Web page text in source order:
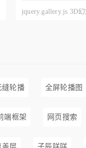
jquery.gallery.js 3D
缝轮播 全屏轮播图
端框架 网页搜索